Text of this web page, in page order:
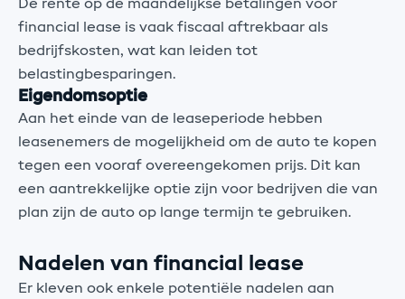
De rente op de maandelijkse betalingen voor
financial lease is vaak fiscaal aftrekbaar als
bedrijfskosten, wat kan leiden tot
belastingbesparingen.
Eigendomsoptie
Aan het einde van de leaseperiode hebben
leasenemers de mogelijkheid om de auto te kopen
tegen een vooraf overeengekomen prijs. Dit kan
een aantrekkelijke optie zijn voor bedrijven die van
plan zijn de auto op lange termijn te gebruiken.
Nadelen van financial lease
Er kleven ook enkele potentiële nadelen aan